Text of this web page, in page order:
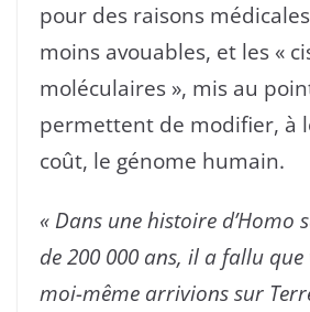
pour des raisons
moins avouables, et les «
moléculaires », mis au
permettent de modifier, à
coût, le génome humain.
« Dans une histoire d’Homo
de 200 000 ans, il a fallu
moi-même arrivions sur